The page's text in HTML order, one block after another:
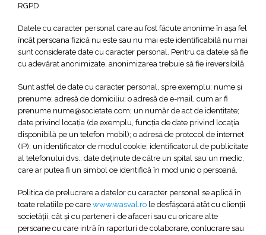
RGPD.
Datele cu caracter personal care au fost făcute anonime în așa fel
încât persoana fizică nu este sau nu mai este identificabilă nu mai
sunt considerate date cu caracter personal. Pentru ca datele să fie
cu adevărat anonimizate, anonimizarea trebuie să fie ireversibilă.
Sunt astfel de date cu caracter personal, spre exemplu: nume și
prenume; adresă de domiciliu; o adresă de e-mail, cum ar fi
prenume.nume@societate.com; un număr de act de identitate;
date privind locația (de exemplu, funcția de date privind locația
disponibilă pe un telefon mobil); o adresă de protocol de internet
(IP); un identificator de modul cookie; identificatorul de publicitate
al telefonului dvs.; date deținute de către un spital sau un medic,
care ar putea fi un simbol ce identifică în mod unic o persoană.
Politica de prelucrare a datelor cu caracter personal se aplică în
toate relaţiile pe care www.wasval.ro le desfăşoară atât cu clienţii
societății, cât şi cu partenerii de afaceri sau cu oricare alte
persoane cu care intră în raporturi de colaborare, conlucrare sau